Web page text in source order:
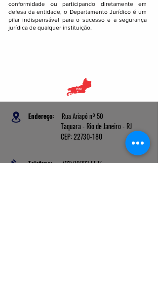
conformidade ou participando diretamente em
defesa da entidade, o Departamento Jurídico é um
pilar indispensável para o sucesso e a segurança
jurídica de qualquer instituição.
Endereço: Rua Ariapó nº 50
Taquara - Rio de Janeiro - RJ
CEP: 22730-180
Telefone:(21) 99223-5577